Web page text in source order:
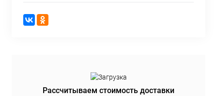
Рассчитываем стоимость доставки